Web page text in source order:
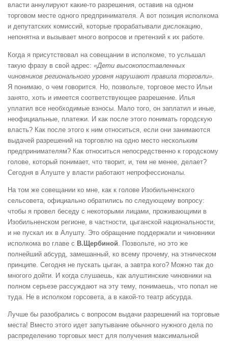
власти аннулируют какие-то разрешения, оставив на одном
торговом месте одного предпринимателя. А вот позиция исполкома
и депутатских комиссий, которые прорабатывали дислокацию,
непонятна и вызывает много вопросов и претензий к их работе.
Когда я присутствовал на совещании в исполкоме, то услышал
такую фразу в свой адрес: «Дети высокопоставленных
чиновников регионального уровня нарушают правила торговли».
Я понимаю, о чем говорится. Но, позвольте, торговое место Ильи
занято, хоть и имеется соответствующее разрешение. Илья
уплатил все необходимые взносы. Мало того, он заплатил и иные,
неофициальные, платежи. И как после этого понимать городскую
власть? Как после этого к ним относиться, если они занимаются
выдачей разрешений на торговлю на одно место нескольким
предпринимателям? Как относиться непосредственно к городскому
голове, который понимает, что творит, и, тем не менее, делает?
Сегодня в Алуште у власти работают непрофессионалы.
На том же совещании ко мне, как к голове Изобильненского
сельсовета, официально обратились по следующему вопросу:
чтобы я провел беседу с некоторыми лицами, проживающими в
Изобильненском регионе, в частности, цыганской национальности,
и не пускал их в Алушту. Это обращение поддержали и чиновники
исполкома во главе с В.Щербиной . Позвольте, но это же
полнейший абсурд, замешанный, ко всему прочему, на этническом
принципе. Сегодня не пускать цыган, а завтра кого? Можно так до
многого дойти. И когда слушаешь, как алуштинские чиновники на
полном серьезе рассуждают на эту тему, понимаешь, что попал не
туда. Не в исполком горсовета, а в какой-то театр абсурда.
Лучше бы разобрались с вопросом выдачи разрешений на торговые
места! Вместо этого идет запутывание обычного нужного дела по
распределению торговых мест для получения максимальной